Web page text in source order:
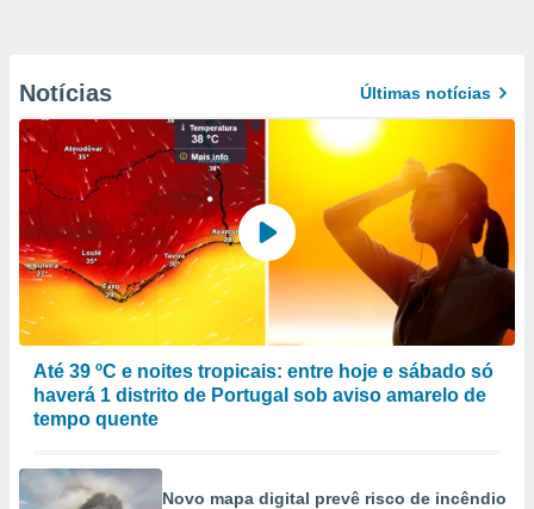
Notícias Últimas notícias
Até 39 ºC e noites tropicais: entre hoje e sábado só
haverá 1 distrito de Portugal sob aviso amarelo de
tempo quente
Novo mapa digital prevê risco de incêndio